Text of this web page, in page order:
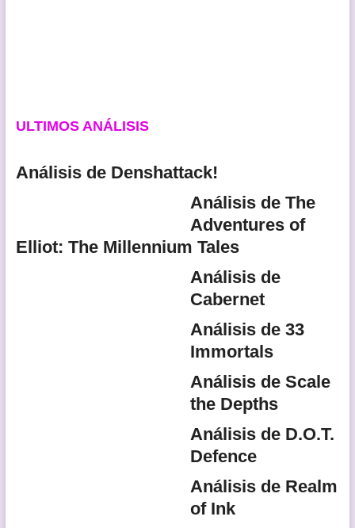
ULTIMOS ANÁLISIS
Análisis de Denshattack!
Análisis de The
Adventures of
Elliot: The Millennium Tales
Análisis de
Cabernet
Análisis de 33
Immortals
Análisis de Scale
the Depths
Análisis de D.O.T.
Defence
Análisis de Realm
of Ink